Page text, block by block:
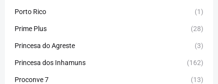
Porto Rico (1)
Prime Plus (28)
Princesa do Agreste (3)
Princesa dos Inhamuns (162)
Proconve 7 (13)